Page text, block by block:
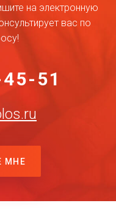
на электронную
вас по
51
МНЕ